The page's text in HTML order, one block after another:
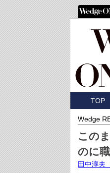
TOP
Wedge
この
のに
田中淳夫